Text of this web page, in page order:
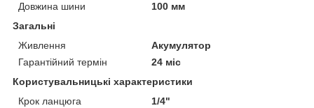
Довжина шини
100 мм
Загальні
Живлення
Акумулятор
Гарантійний термін
24 міс
Користувальницькі характеристики
Крок ланцюга
1/4"